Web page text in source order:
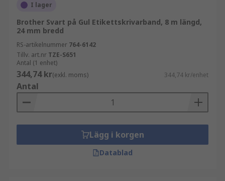
I lager
Brother Svart på Gul Etikettskrivarband, 8 m längd,
24 mm bredd
RS-artikelnummer 764-6142
Tillv. art.nr TZE-S651
Antal (1 enhet)
344,74 kr(exkl. moms) 344,74 kr/enhet
Antal
Lägg i korgen
Datablad